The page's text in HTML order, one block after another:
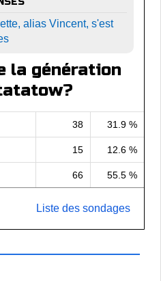
alias Vincent, s'est
la génération
38 31.9 %
15 12.6 %
66 55.5 %
Liste des sondages